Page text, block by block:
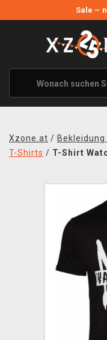
Sale –
ANGEBOTE
ALLE MARKEN
XZONE ORIGINALS
KLEIDUNG &
BÜCHER & COMICS
VERSAND
Xzone.at /
T-Shirts / T-Shirt